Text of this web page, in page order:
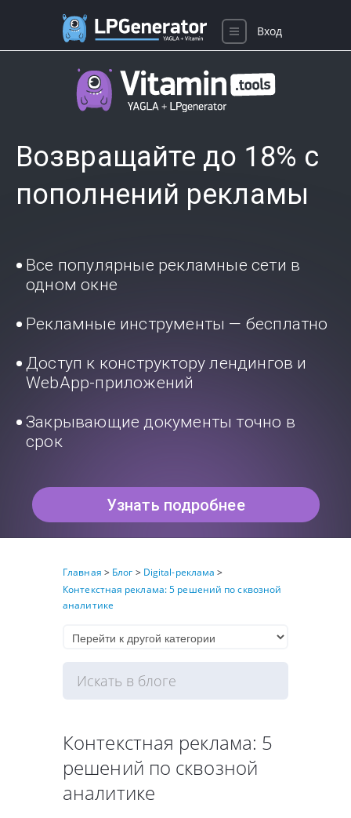
Возвращайте до 18% с
пополнений рекламы
Все популярные рекламные сети в
одном окне
Рекламные инструменты — бесплатно
Доступ к конструктору лендингов и
WebApp-приложений
Закрывающие документы точно в
срок
Узнать подробнее
Главная > Блог > Digital-реклама >
Контекстная реклама: 5 решений по сквозной
аналитике
Контекстная реклама: 5
решений по сквозной
аналитике
Вход